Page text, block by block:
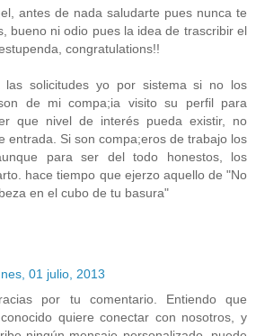
antes de nada saludarte pues nunca te
bueno ni odio pues la idea de trascribir el
congratulations!!
las solicitudes yo por sistema si no los
de mi compa;ia visito su perfil para
que nivel de interés pueda existir, no
entrada. Si son compa;eros de trabajo los
para ser del todo honestos, los
hace tiempo que ejerzo aquello de "No
en el cubo de tu basura"
01 julio, 2013
por tu comentario. Entiendo que
quiere conectar con nosotros, y